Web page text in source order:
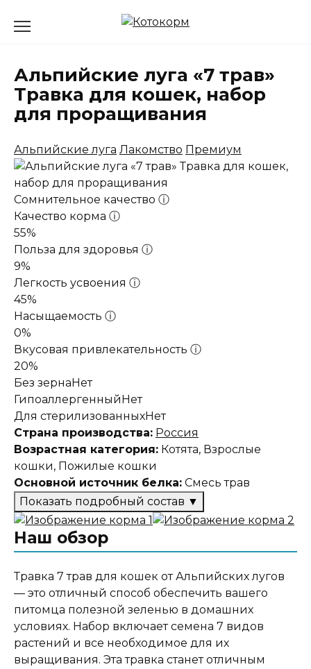
Альпийские луга «7 трав»
Травка для кошек, набор
для проращивания
Альпийские луга Лакомство Премиум
Сомнительное качество ⓘ
Качество корма ⓘ
55%
Польза для здоровья ⓘ
9%
Легкость усвоения ⓘ
45%
Насыщаемость ⓘ
0%
Вкусовая привлекательность ⓘ
20%
Без зернаНет
ГипоаллергенныйНет
Для стерилизованныхНет
Страна производства: Россия
Возрастная категория: Котята, Взрослые
кошки, Пожилые кошки
Основной источник белка: Смесь трав
Показать подробный состав ▼
Состав корма
Семена пшеницы, ячменя, овса, ржи, сорго,
вики, просо, дренажно-питательный субстрат,
лоток
Дополнительные ингредиенты
Витамины группы B, витамины E, H, PP,
Наш обзор
Травка 7 трав для кошек от Альпийских лугов
— это отличный способ обеспечить вашего
питомца полезной зеленью в домашних
условиях. Набор включает семена 7 видов
растений и все необходимое для их
выращивания. Эта травка станет отличным